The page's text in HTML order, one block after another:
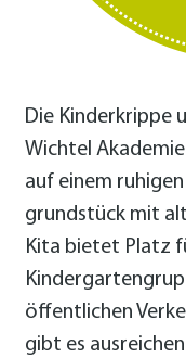
Die Kinderkrippe
Wichtel
auf einem
grundstück mit
Kita bietet Platz
öffentlichen
gibt es